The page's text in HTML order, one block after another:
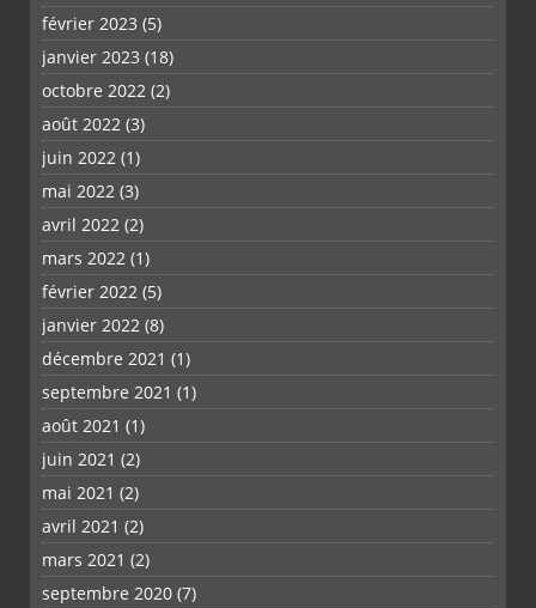
février 2023 (5)
janvier 2023 (18)
octobre 2022 (2)
août 2022 (3)
juin 2022 (1)
mai 2022 (3)
avril 2022 (2)
mars 2022 (1)
février 2022 (5)
janvier 2022 (8)
décembre 2021 (1)
septembre 2021 (1)
août 2021 (1)
juin 2021 (2)
mai 2021 (2)
avril 2021 (2)
mars 2021 (2)
septembre 2020 (7)